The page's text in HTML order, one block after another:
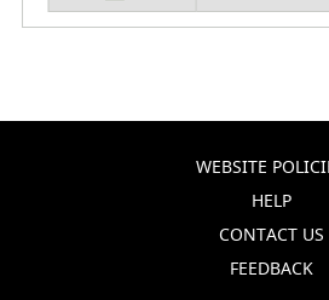
WEBSITE
HELP
CONTACT US
FEEDBACK